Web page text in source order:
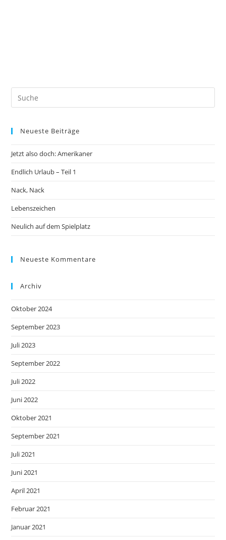
Neueste Beiträge
Jetzt also doch: Amerikaner
Endlich Urlaub – Teil 1
Nack, Nack
Lebenszeichen
Neulich auf dem Spielplatz
Neueste Kommentare
Archiv
Oktober 2024
September 2023
Juli 2023
September 2022
Juli 2022
Juni 2022
Oktober 2021
September 2021
Juli 2021
Juni 2021
April 2021
Februar 2021
Januar 2021